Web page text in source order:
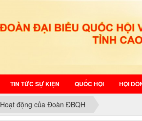
TIN TỨC SỰ KIỆN QUỐC HỘI HỘI
Hoạt động của Đoàn ĐBQH